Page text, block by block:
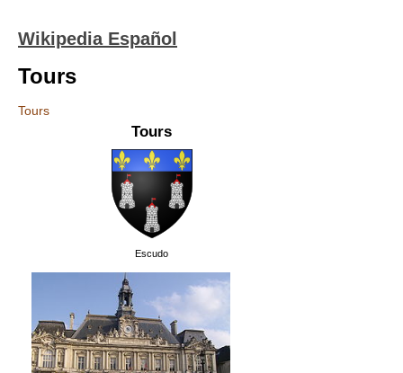
Wikipedia Español
Tours
Tours
Tours
Escudo